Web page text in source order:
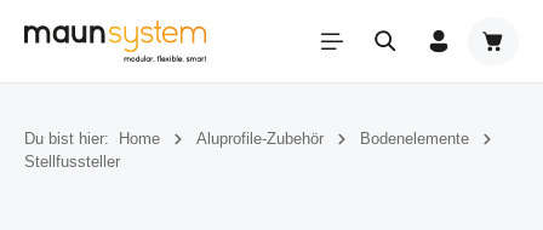
Zum Hauptinhalt springen
Du bist hier: Home Aluprofile-Zubehör
Bodenelemente
Stellfussteller